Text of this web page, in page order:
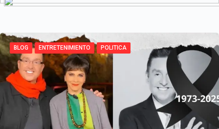
BLOG ENTRETENIMIENTO POLITICA